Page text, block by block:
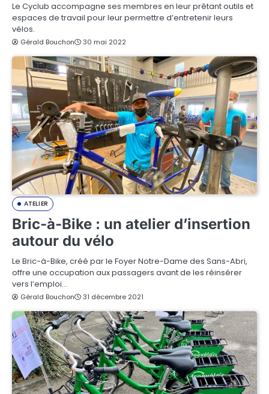
Le Cyclub accompagne ses membres en leur prêtant outils et
espaces de travail pour leur permettre d’entretenir leurs
vélos.
Gérald Bouchon 30 mai 2022
ATELIER
Bric-à-Bike : un atelier d’insertion
autour du vélo
Le Bric-à-Bike, créé par le Foyer Notre-Dame des Sans-Abri,
offre une occupation aux passagers avant de les réinsérer
vers l’emploi…
Gérald Bouchon 31 décembre 2021